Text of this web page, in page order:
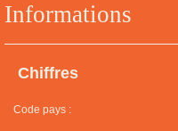
Informations
Chiffres
Code pays :